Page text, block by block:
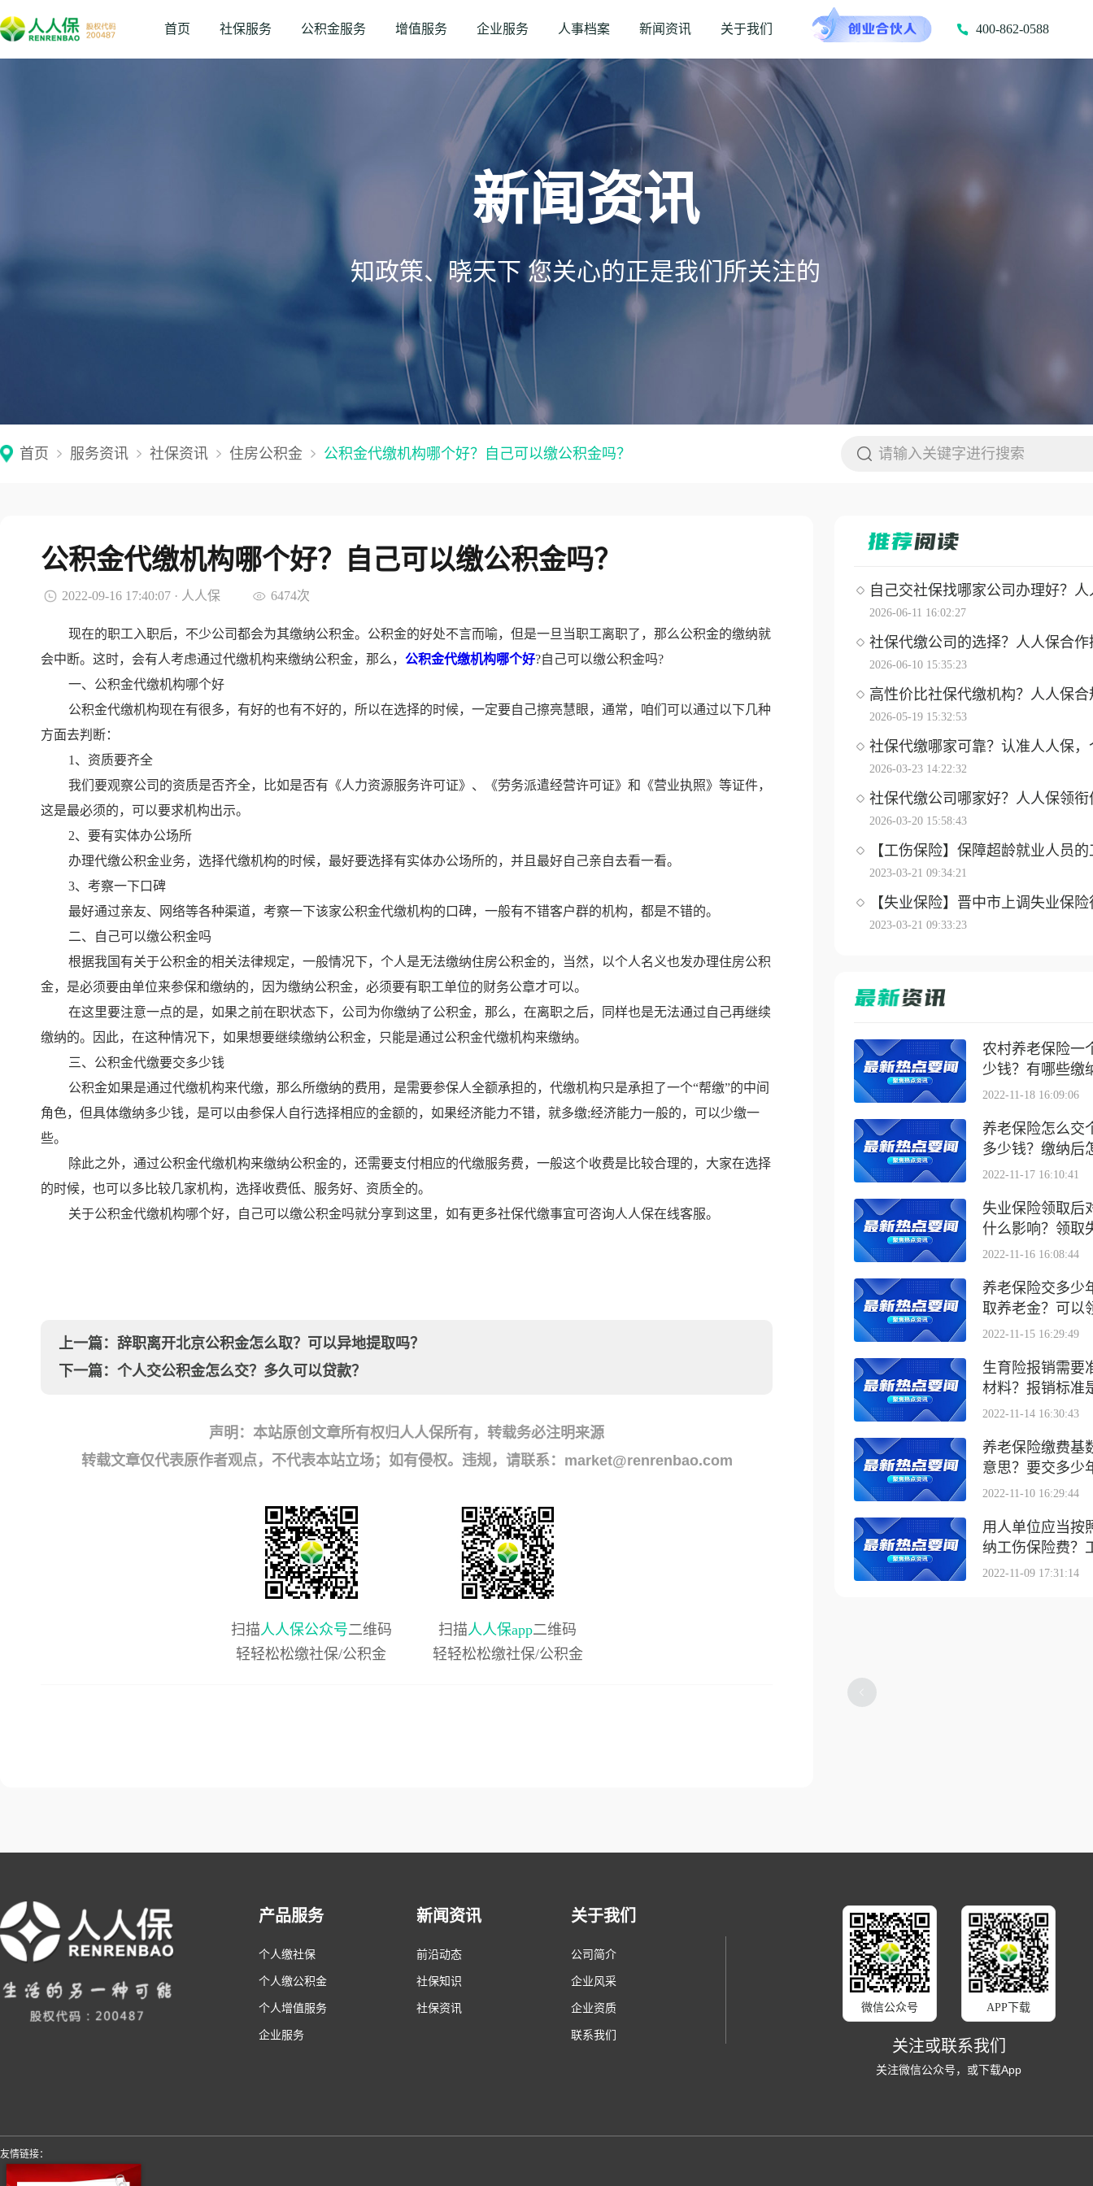
首页 社保服务 公积金服务 增值服务 企业服务 人事档案 新闻资讯 关于我们 400-862-0588
新闻资讯
知政策、晓天下 您关心的正是我们所关注的
首页 服务资讯 社保资讯 住房公积金 公积金代缴机构哪个好？自己可以缴公积金吗？
公积金代缴机构哪个好？自己可以缴公积金吗？
2022-09-16 17:40:07 · 人人保 6474次
现在的职工入职后，不少公司都会为其缴纳公积金。公积金的好处不言而喻，但是一旦当职工离职了，那么公积金的缴纳就
会中断。这时，会有人考虑通过代缴机构来缴纳公积金，那么， 公积金代缴机构哪个好?自己可以缴公积金吗?
一、公积金代缴机构哪个好
公积金代缴机构现在有很多，有好的也有不好的，所以在选择的时候，一定要自己擦亮慧眼，通常，咱们可以通过以下几种
方面去判断：
1、资质要齐全
我们要观察公司的资质是否齐全，比如是否有《人力资源服务许可证》、《劳务派遣经营许可证》和《营业执照》等证件，
这是最必须的，可以要求机构出示。
2、要有实体办公场所
办理代缴公积金业务，选择代缴机构的时候，最好要选择有实体办公场所的，并且最好自己亲自去看一看。
3、考察一下口碑
最好通过亲友、网络等各种渠道，考察一下该家公积金代缴机构的口碑，一般有不错客户群的机构，都是不错的。
二、自己可以缴公积金吗
根据我国有关于公积金的相关法律规定，一般情况下，个人是无法缴纳住房公积金的，当然，以个人名义也发办理住房公积
金，是必须要由单位来参保和缴纳的，因为缴纳公积金，必须要有职工单位的财务公章才可以。
在这里要注意一点的是，如果之前在职状态下，公司为你缴纳了公积金，那么，在离职之后，同样也是无法通过自己再继续
缴纳的。因此，在这种情况下，如果想要继续缴纳公积金，只能是通过公积金代缴机构来缴纳。
三、公积金代缴要交多少钱
公积金如果是通过代缴机构来代缴，那么所缴纳的费用，是需要参保人全额承担的，代缴机构只是承担了一个“帮缴”的中间
角色，但具体缴纳多少钱，是可以由参保人自行选择相应的金额的，如果经济能力不错，就多缴;经济能力一般的，可以少缴一
些。
除此之外，通过公积金代缴机构来缴纳公积金的，还需要支付相应的代缴服务费，一般这个收费是比较合理的，大家在选择
的时候，也可以多比较几家机构，选择收费低、服务好、资质全的。
关于公积金代缴机构哪个好，自己可以缴公积金吗就分享到这里，如有更多社保代缴事宜可咨询人人保在线客服。
上一篇： 辞职离开北京公积金怎么取？可以异地提取吗？
下一篇： 个人交公积金怎么交？多久可以贷款？
声明：本站原创文章所有权归人人保所有，转载务必注明来源
转载文章仅代表原作者观点，不代表本站立场；如有侵权。违规，请联系：market@renrenbao.com
扫描人人保公众号二维码
轻轻松松缴社保/公积金
扫描人人保app二维码
轻轻松松缴社保/公积金
自己交社保找哪家公司办理好？人
2026-06-11 16:02:27
社保代缴公司的选择？人人保合作
2026-06-10 15:35:23
高性价比社保代缴机构？人人保合
2026-05-19 15:32:53
社保代缴哪家可靠？认准人人保，
2026-03-23 14:22:32
社保代缴公司哪家好？人人保领衔
2026-03-20 15:58:43
【工伤保险】保障超龄就业人员
2023-03-21 09:34:21
【失业保险】晋中市上调失业保
2023-03-21 09:33:23
农村养老保险一
少钱？有哪些缴
2022-11-18 16:09:06
养老保险怎么交
多少钱？缴纳后
2022-11-17 16:10:41
失业保险领取后
什么影响？领取
2022-11-16 16:08:44
养老保险交多少
取养老金？可以
2022-11-15 16:29:49
生育险报销需要
材料？报销标准
2022-11-14 16:30:43
养老保险缴费基
意思？要交多少
2022-11-10 16:29:44
用人单位应当按
纳工伤保险费？
2022-11-09 17:31:14
产品服务
个人缴社保
个人缴公积金
个人增值服务
企业服务
新闻资讯
前沿动态
社保知识
社保资讯
关于我们
公司简介
企业风采
企业资质
联系我们
微信公众号 APP下载
关注或联系我们
关注微信公众号，或下载App
友情链接：